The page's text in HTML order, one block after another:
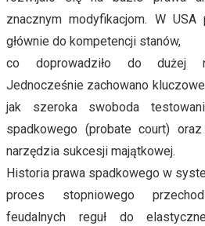
znacznym modyfikacjom. W
głównie do kompetencji stanów,
co doprowadziło do dużej
Jednocześnie zachowano
jak szeroka swoboda
spadkowego (probate court)
narzędzia sukcesji majątkowej.
Historia prawa spadkowego w
proces stopniowego
feudalnych reguł do